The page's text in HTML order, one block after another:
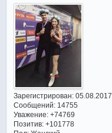
Зарегистрирован: 05.08.2017
Сообщений:14755
Уважение: +74769
Позитив: +101778